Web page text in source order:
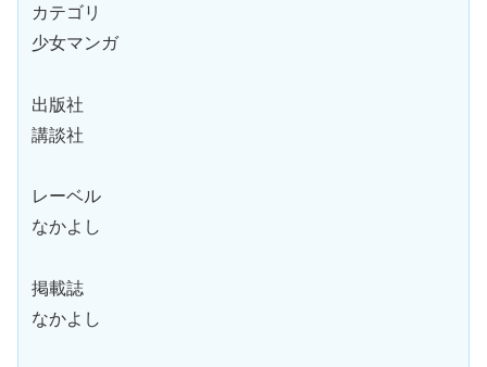
カテゴリ
少女マンガ
出版社
講談社
レーベル
なかよし
掲載誌
なかよし